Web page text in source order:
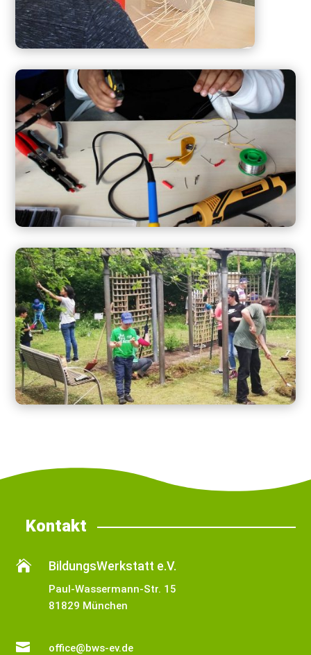
Kontakt
 BildungsWerkstatt e.V.
Paul-Wassermann-Str. 15
81829 München
 office@bws-ev.de